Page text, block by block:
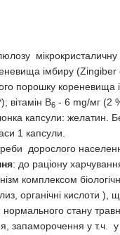
імбиру
порошку кореневища
вітамін В6- 6 mg/мг (2
капсули: желатин.
1 капсули.
дорослого
: до раціону
комплексом
органічні кислоти ),
стану
запаморочення у т.ч. у